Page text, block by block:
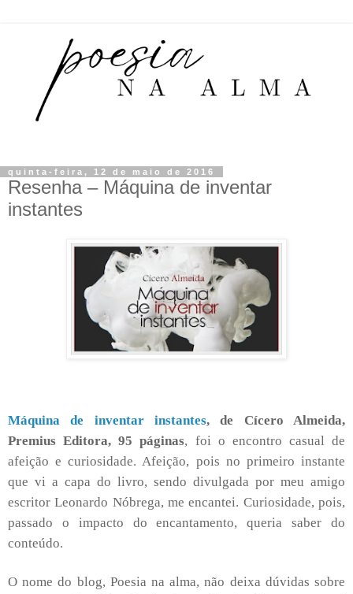
quinta-feira, 12 de maio de 2016
Resenha – Máquina de inventar
instantes
Máquina de inventar instantes, de Cícero Almeida,
Premius Editora, 95 páginas, foi o encontro casual de
afeição e curiosidade. Afeição, pois no primeiro instante
que vi a capa do livro, sendo divulgada por meu amigo
escritor Leonardo Nóbrega, me encantei. Curiosidade, pois,
passado o impacto do encantamento, queria saber do
conteúdo.
O nome do blog, Poesia na alma, não deixa dúvidas sobre